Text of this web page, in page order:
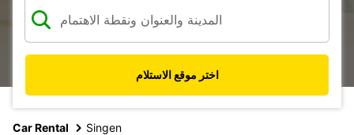
اختر موقع الاستلام
Car Rental Singen